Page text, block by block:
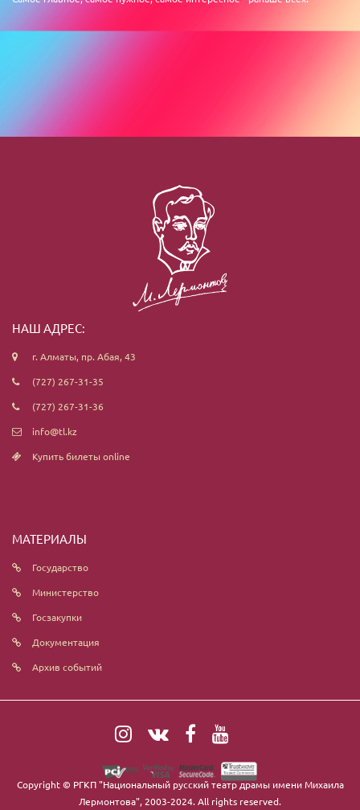
НАШ АДРЕС:
г. Алматы, пр. Абая, 43
(727) 267-31-35
(727) 267-31-36
info@tl.kz
Купить билеты online
МАТЕРИАЛЫ
Государство
Министерство
Госзакупки
Документация
Архив событий
Copyright © РГКП "Национальный русский театр драмы имени Михаила
Лермонтова", 2003-2024. All rights reserved.